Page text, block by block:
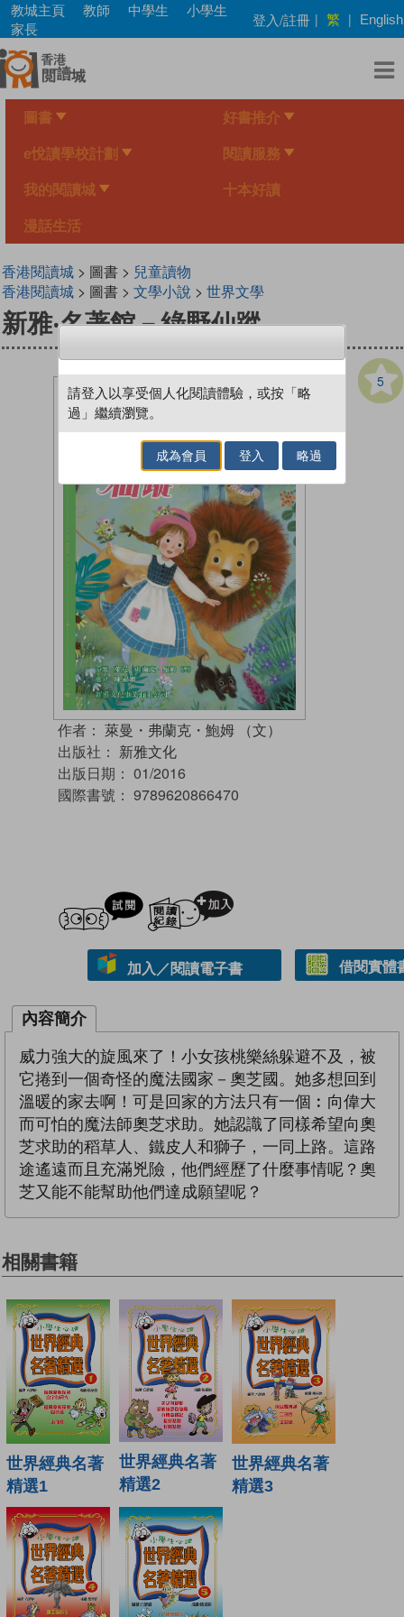
Skip
main
content
教城主頁 教師 中學生
小學生
家長
登入/註冊 | 繁 | English
圖書 好書推介
e悅讀學校計劃 閱讀服務
我的閱讀城 十本好讀
漫話生活
香港閱讀城> 圖書 > 兒童讀物
香港閱讀城> 圖書 > 文學小說 > 世界文學
新雅‧名著館－綠野仙蹤
5
作者： 萊曼・弗蘭克・鮑姆 （文）
出版社： 新雅文化
出版日期： 01/2016
國際書號： 9789620866470
試閲
加入／閱讀電子書 借閱實體
內容簡介
威力強大的旋風來了！小女孩桃樂絲躲避不及，被
它捲到一個奇怪的魔法國家－奧芝國。她多想回到
溫暖的家去啊！可是回家的方法只有一個︰向偉大
而可怕的魔法師奧芝求助。她認識了同樣希望向奧
芝求助的稻草人、鐵皮人和獅子，一同上路。這路
途遙遠而且充滿兇險，他們經歷了什麼事情呢？奧
芝又能不能幫助他們達成願望呢？
相關書籍
世界經典名著
精選1
世界經典名著
精選2
世界經典名著
精選3
請登入以享受個人化閱讀體驗，或按「略
過」繼續瀏覽。
成為會員 登入 略過